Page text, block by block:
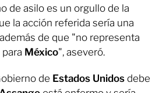
de asilo es un orgullo de la
la acción referida sería una
de que "no representa
para México", aseveró.
de Estados Unidos debe